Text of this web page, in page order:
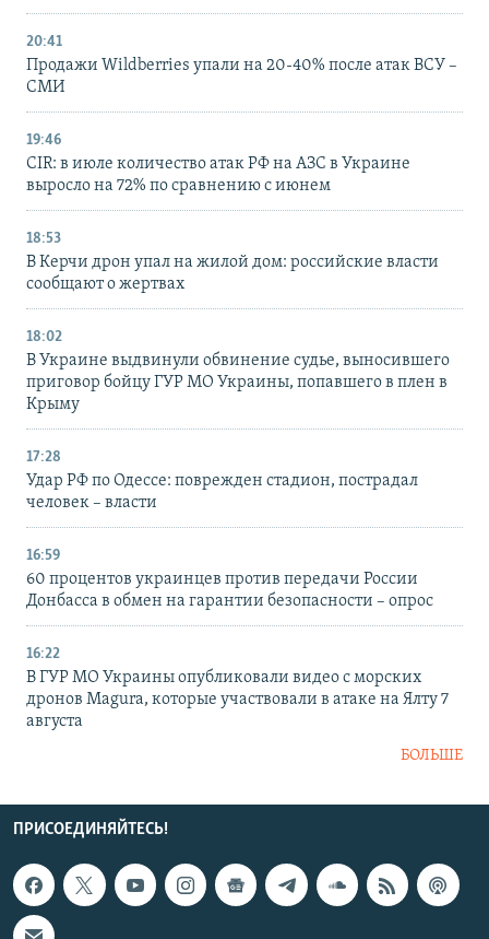
20:41
Продажи Wildberries упали на 20-40% после атак ВСУ –
СМИ
19:46
CIR: в июле количество атак РФ на АЗС в Украине
выросло на 72% по сравнению с июнем
18:53
В Керчи дрон упал на жилой дом: российские власти
сообщают о жертвах
18:02
В Украине выдвинули обвинение судье, выносившего
приговор бойцу ГУР МО Украины, попавшего в плен в
Крыму
17:28
Удар РФ по Одессе: поврежден стадион, пострадал
человек – власти
16:59
60 процентов украинцев против передачи России
Донбасса в обмен на гарантии безопасности – опрос
16:22
В ГУР МО Украины опубликовали видео с морских
дронов Magura, которые участвовали в атаке на Ялту 7
августа
БОЛЬШЕ
ПРИСОЕДИНЯЙТЕСЬ!